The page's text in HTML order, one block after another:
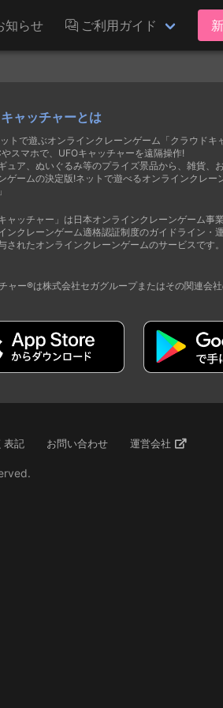
知らせ ご利用ガイド
ャッチャーとは
トで遊ぶオンラインクレーンゲーム「クラウドキ
スマホで、UFOキャッチャーを遠隔操作!
ュア、ぬいぐるみ等のプライズ景品から、雑貨、
ゲームの決定版!ネットで遊べるオンラインクレー
ャッチャー」は日本オンラインクレーンゲーム事
ンクレーンゲーム適格認証制度のガイドライン・
されたオンラインクレーンゲームのサービスです。
ャー®は株式会社セガグループまたはその関連会
表記 お問い合わせ 運営会社